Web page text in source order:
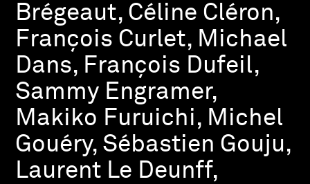
Brégeaut, Céline Cléron,
François Curlet, Michael
Dans, François Dufeil,
Sammy Engramer,
Makiko Furuichi, Michel
Gouéry, Sébastien Gouju,
Laurent Le Deunff,